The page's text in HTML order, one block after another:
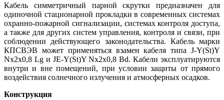
Кабель симметричный парной скрутки предназначен для
одиночной стационарной прокладки в современных системах
охранно-пожарной сигнализации, системах контроля доступа,
а также для других систем управления, контроля и связи, при
соблюдении действующего законодательства. Кабель марки
КПСВЭВ может применяться взамен кабеля типа J-Y(St)Y
Nx2x0,8 Lg и JE-Y(St)Y Nx2x0,8 Bd. Кабели эксплуатируются
внутри и вне помещений, при условии защиты от прямого
воздействия солнечного излучения и атмосферных осадков.
Конструкция